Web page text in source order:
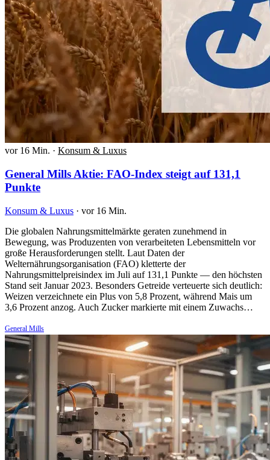
vor 16 Min. · Konsum & Luxus
General Mills Aktie: FAO-Index steigt auf 131,1
Punkte
Konsum & Luxus · vor 16 Min.
Die globalen Nahrungsmittelmärkte geraten zunehmend in
Bewegung, was Produzenten von verarbeiteten Lebensmitteln vor
große Herausforderungen stellt. Laut Daten der
Welternährungsorganisation (FAO) kletterte der
Nahrungsmittelpreisindex im Juli auf 131,1 Punkte — den höchsten
Stand seit Januar 2023. Besonders Getreide verteuerte sich deutlich:
Weizen verzeichnete ein Plus von 5,8 Prozent, während Mais um
3,6 Prozent anzog. Auch Zucker markierte mit einem Zuwachs…
General Mills